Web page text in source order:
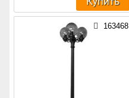
163468